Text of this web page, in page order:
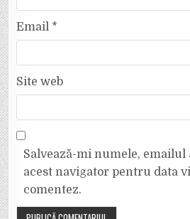
Email *
Site web
Salvează-mi numele,
acest navigator pentru data
comentez.